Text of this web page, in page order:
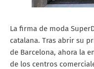
La firma de moda
catalana. Tras abrir su
de Barcelona, ahora la
de los centros